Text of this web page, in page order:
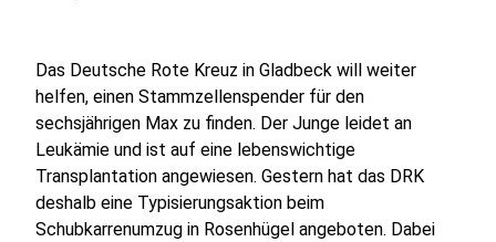
Das Deutsche Rote Kreuz in Gladbeck will weiter
helfen, einen Stammzellenspender für den
sechsjährigen Max zu finden. Der Junge leidet an
Leukämie und ist auf eine lebenswichtige
Transplantation angewiesen. Gestern hat das DRK
deshalb eine Typisierungsaktion beim
Schubkarrenumzug in Rosenhügel angeboten. Dabei